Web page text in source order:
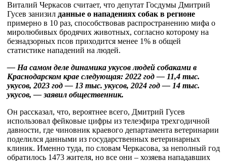
Виталий Черкасов считает, что депутат Госдумы Дмитрий
Гусев занизил данные о нападениях собак в регионе
примерно в 10 раз, способствовав распространению мифа о
миролюбивых бродячих животных, согласно которому на
безнадзорных псов приходится менее 1% в общей
статистике нападений на людей.
— На самом деле динамика укусов людей собаками в
Краснодарском крае следующая: 2022 год — 11,4 тыс.
укусов, 2023 год — 13 тыс. укусов, 2024 год — 14 тыс.
укусов, — заявил общественник.
Он рассказал, что, вероятнее всего, Дмитрий Гусев
использовал фейковые цифры из телеэфира трехгодичной
давности, где чиновник краевого департамента ветеринарии
поделился данными из государственных ветеринарных
клиник. Именно туда, по словам Черкасова, за неполный год
обратилось 1473 жителя, но все они – хозяева нападавших